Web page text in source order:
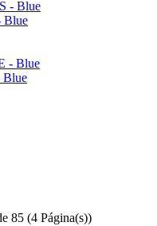
Blue
Blue
85 (4 Página(s))